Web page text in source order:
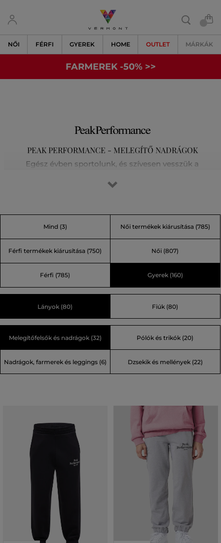
NŐI FÉRFI GYEREK HOME OUTLET MÁRKÁK
FARMEREK -50% >>
PEAK PERFORMANCE - MELEGÍTŐ NADRÁGOK
Egész évben sportolunk, és szívesen vesszük a
magashegyi túrák során. Tisztában vagyunk vele, hogy az
kijjebb toljuk határainkat, és nem elégszünk meg a
kevesebbel. A kiszámíthatatlan időjárású svéd Åre
technikai anyagokra, a legújabb technológiára és
trendekre helyezvén a hangsúlyt a legnagyobb skandináv
Mind (3) Női termékek kiárusítása (785)
Férfi termékek kiárusítása (750) Női (807)
Férfi (785) Gyerek(160)
Lányok (80) Fiúk (80)
Melegítőfelsők és nadrágok (32) Pólók és trikók (20)
Nadrágok, farmerek és leggings (6) Dzsekik és mellények (22)